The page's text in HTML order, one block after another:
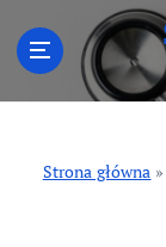
Strona główna »